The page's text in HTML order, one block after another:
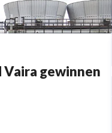
Vaira gewinnen